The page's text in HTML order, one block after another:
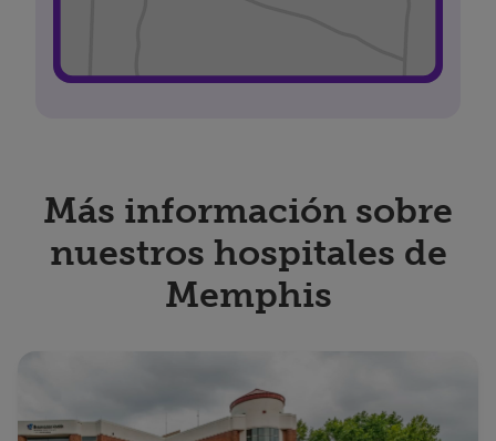
Más información sobre
nuestros hospitales de
Memphis